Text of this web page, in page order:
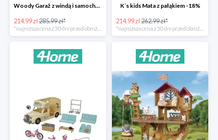
Woody Garaż z windą i samochodziki SIKU -25%
214.99 zł285.99 zł*
K´s kids Mata z pałąkiem -18%
214.99 zł262.99 zł*